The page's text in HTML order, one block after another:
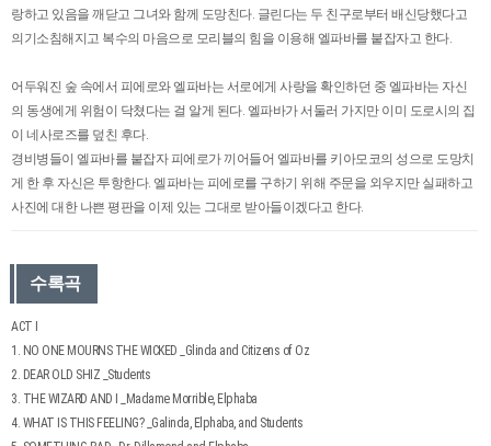
랑하고 있음을 깨닫고 그녀와 함께 도망친다. 글린다는 두 친구로부터 배신당했다고
의기소침해지고 복수의 마음으로 모리블의 힘을 이용해 엘파바를 붙잡자고 한다.
어두워진 숲 속에서 피에로와 엘파바는 서로에게 사랑을 확인하던 중 엘파바는 자신
의 동생에게 위험이 닥쳤다는 걸 알게 된다. 엘파바가 서둘러 가지만 이미 도로시의 집
이 네사로즈를 덮친 후다.
경비병들이 엘파바를 붙잡자 피에로가 끼어들어 엘파바를 키아모코의 성으로 도망치
게 한 후 자신은 투항한다. 엘파바는 피에로를 구하기 위해 주문을 외우지만 실패하고
사진에 대한 나쁜 평판을 이제 있는 그대로 받아들이겠다고 한다.
수록곡
ACT I
1. NO ONE MOURNS THE WICKED _Glinda and Citizens of Oz
2. DEAR OLD SHIZ _Students
3. THE WIZARD AND I _Madame Morrible, Elphaba
4. WHAT IS THIS FEELING? _Galinda, Elphaba, and Students